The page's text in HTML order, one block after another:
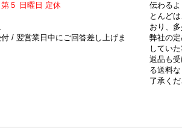
５ 日曜日 定休
付 / 翌営業日中にご回答差し上げま
伝わる
とんど
おり、
弊社の
してい
返品も
る送料
了承く